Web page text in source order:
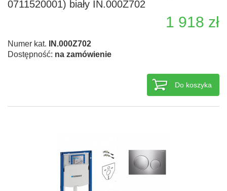
0711520001) biały IN.000Z702
1 918 zł
Numer kat.
IN.000Z702
Dostępność: na zamówienie
Do koszyka